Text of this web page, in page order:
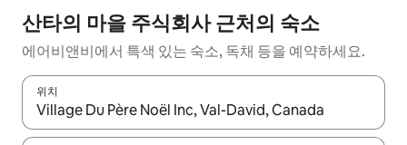
산타의 마을 주식회사 근처의 숙소
에어비앤비에서 특색 있는 숙소, 독채 등을 예약하세요.
위치
결과가 나오면 위·아래 화살표 키를 사용하거나 터치 또는 스와이